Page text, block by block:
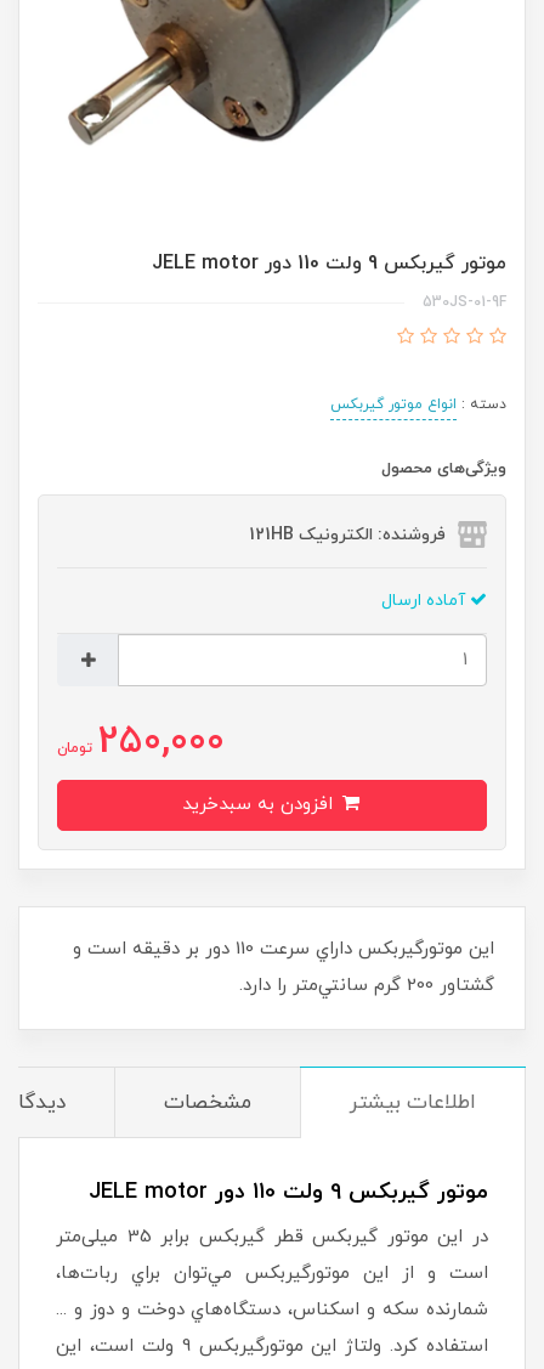
موتور گیربکس 9 ولت 110 دور JELE motor
530JS-01-9F
دسته : انواع موتور گیربکس
ویژگی‌های محصول
فروشنده: الکترونیک 121HB
آماده ارسال
250,000 تومان
اين موتورگيربكس داراي سرعت 110 دور بر دقيقه است و
گشتاور 200 گرم سانتي‌متر را دارد.
اطلاعات بیشتر مشخصات
موتور گیربکس 9 ولت 110 دور JELE motor
در اين موتور گیربکس‌ قطر گیربکس برابر 35 میلی‌متر
است و از این موتورگیربکس‌ مي‌توان براي ربات‌ها،
شمارنده سكه و اسكناس، دستگاه‌هاي دوخت‌ و دوز و ...
استفاده كرد. ولتاژ این موتورگیربکس‌ 9 ولت است، اين